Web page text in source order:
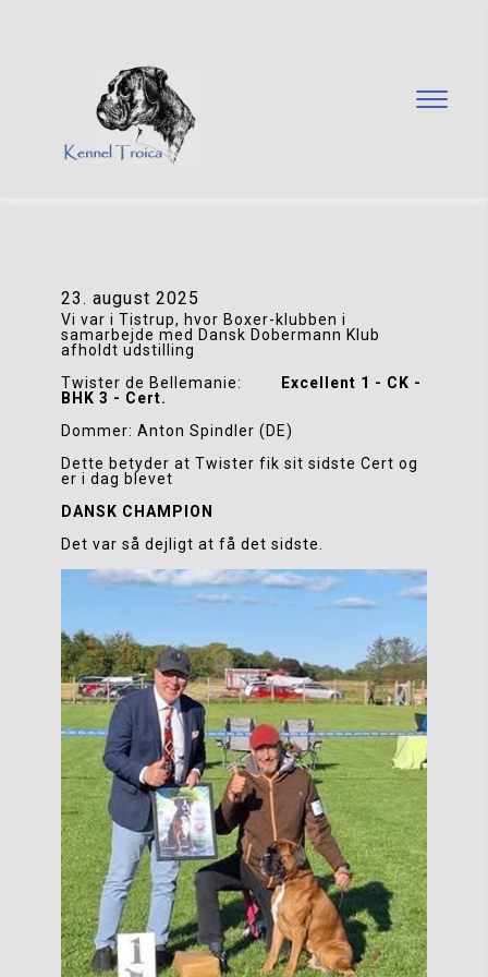
23. august 2025
Vi var i Tistrup, hvor Boxer-klubben i
samarbejde med Dansk Dobermann Klub
afholdt udstilling
Twister de Bellemanie:
Excellent 1 - CK -
BHK 3 - Cert.
Dommer: Anton Spindler (DE)
Dette betyder at Twister fik sit sidste Cert og
er i dag blevet
DANSK CHAMPION
Det var så dejligt at få det sidste.